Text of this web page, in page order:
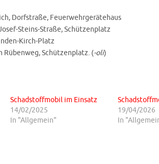
Dorfstraße, Feuerwehrgerätehaus
Steins-Straße, Schützenplatz
Kirch-Platz
Rübenweg, Schützenplatz. (-oli)
Schadstoffmobil im Einsatz
14/02/2025
In "Allgemein"
19/04/2026
In